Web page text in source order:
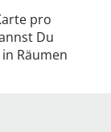
pro
Du
Räumen